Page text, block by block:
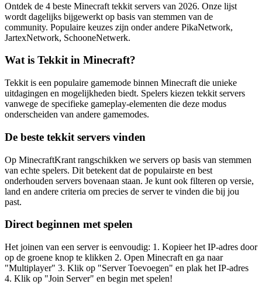
Ontdek de 4 beste Minecraft tekkit servers van 2026. Onze lijst
wordt dagelijks bijgewerkt op basis van stemmen van de
community. Populaire keuzes zijn onder andere PikaNetwork,
JartexNetwork, SchooneNetwerk.
Wat is Tekkit in Minecraft?
Tekkit is een populaire gamemode binnen Minecraft die unieke
uitdagingen en mogelijkheden biedt. Spelers kiezen tekkit servers
vanwege de specifieke gameplay-elementen die deze modus
onderscheiden van andere gamemodes.
De beste tekkit servers vinden
Op MinecraftKrant rangschikken we servers op basis van stemmen
van echte spelers. Dit betekent dat de populairste en best
onderhouden servers bovenaan staan. Je kunt ook filteren op versie,
land en andere criteria om precies de server te vinden die bij jou
past.
Direct beginnen met spelen
Het joinen van een server is eenvoudig: 1. Kopieer het IP-adres door
op de groene knop te klikken 2. Open Minecraft en ga naar
"Multiplayer" 3. Klik op "Server Toevoegen" en plak het IP-adres
4. Klik op "Join Server" en begin met spelen!